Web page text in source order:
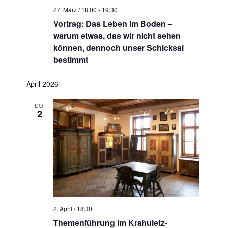
27. März / 18:00 - 19:30
Vortrag: Das Leben im Boden –
warum etwas, das wir nicht sehen
können, dennoch unser Schicksal
bestimmt
April 2026
DO.
2
2. April / 18:30
Themenführung im Krahuletz-